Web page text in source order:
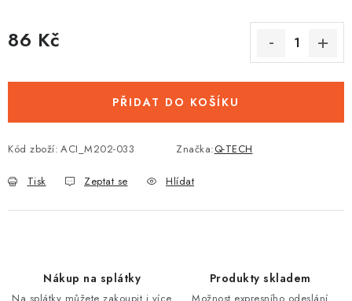
86 Kč
PŘIDAT DO KOŠÍKU
Kód zboží: ACI_M202-033 Značka:Q-TECH
Tisk Zeptat se Hlídat
Nákup na splátky Produkty skladem